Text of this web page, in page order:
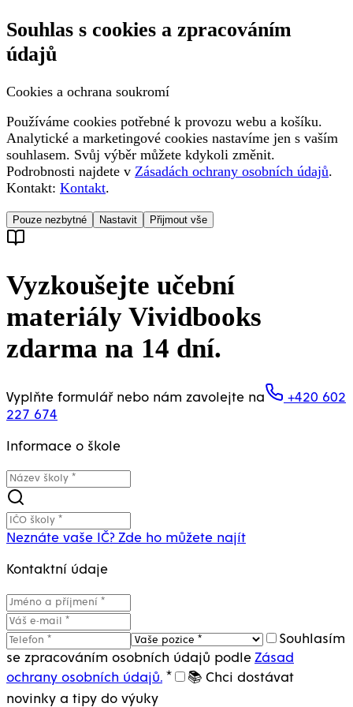
Souhlas s cookies a zpracováním
údajů
Cookies a ochrana soukromí
Používáme cookies potřebné k provozu webu a košíku.
Analytické a marketingové cookies nastavíme jen s vaším
souhlasem. Svůj výběr můžete kdykoli změnit.
Podrobnosti najdete v Zásadách ochrany osobních údajů.
Kontakt: Kontakt.
Pouze nezbytné Nastavit Přijmout vše
Vyzkoušejte učební
materiály Vividbooks
zdarma na 14 dní.
Vyplňte formulář nebo nám zavolejte na
+420 602
227 674
Informace o škole
Neznáte vaše IČ? Zde ho můžete najít
Kontaktní údaje
Souhlasím
se zpracováním osobních údajů podle Zásad
ochrany osobních údajů. *
📚 Chci dostávat
novinky a tipy do výuky